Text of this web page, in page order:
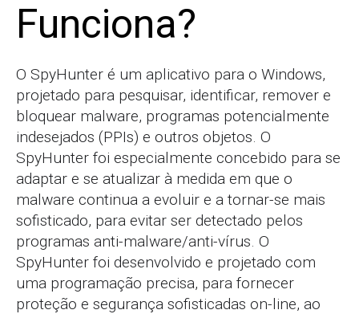
Funciona?
O SpyHunter é um aplicativo para o Windows,
projetado para pesquisar, identificar, remover e
bloquear malware, programas potencialmente
indesejados (PPIs) e outros objetos. O
SpyHunter foi especialmente concebido para se
adaptar e se atualizar à medida em que o
malware continua a evoluir e a tornar-se mais
sofisticado, para evitar ser detectado pelos
programas anti-malware/anti-vírus. O
SpyHunter foi desenvolvido e projetado com
uma programação precisa, para fornecer
proteção e segurança sofisticadas on-line, ao